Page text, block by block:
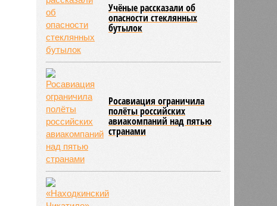
Учёные рассказали об
опасности стеклянных
бутылок
Росавиация ограничила
полёты российских
авиакомпаний над пятью
странами